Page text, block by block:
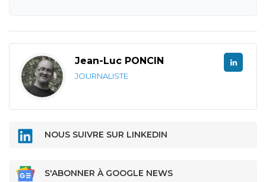
Jean-Luc PONCIN
JOURNALISTE
NOUS SUIVRE SUR LINKEDIN
S'ABONNER À GOOGLE NEWS